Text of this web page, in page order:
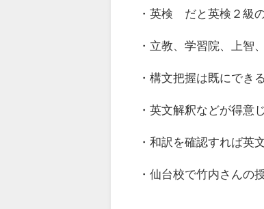
・英検®︎だと英検２級
・立教、学習院、上智
・構文把握は既にでき
・英文解釈などが得意
・和訳を確認すれば英
・仙台校で竹内さんの